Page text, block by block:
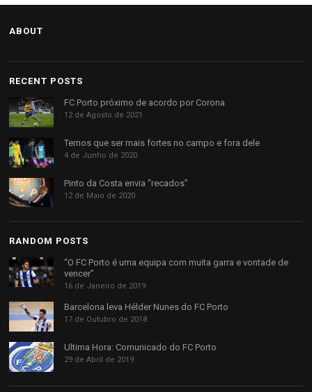
ABOUT
RECENT POSTS
FC Porto próximo de acordo por Corona
12 de Agosto de 2021
Temos que ser mais fortes no campo e fora dele
4 de Junho de 2020
Pinto da Costa envia “recados”
12 de Maio de 2020
RANDOM POSTS
“O FC Porto é uma equipa com muita garra e vontade de
vencer”
16 de Janeiro de 2019
Barcelona leva Hélder Nunes do FC Porto
17 de Outubro de 2018
Ultima Hora: Comunicado do FC Porto
29 de Abril de 2019